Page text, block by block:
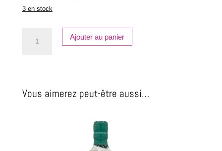
3 en stock
Ajouter au panier
Vous aimerez peut-être aussi…